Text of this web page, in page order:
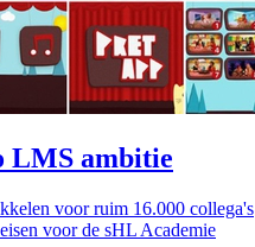
LMS ambitie
voor ruim 16.000 collega's
voor de sHL Academie